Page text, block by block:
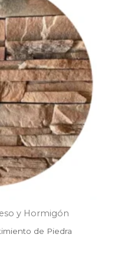
y Hormigón
de Piedra